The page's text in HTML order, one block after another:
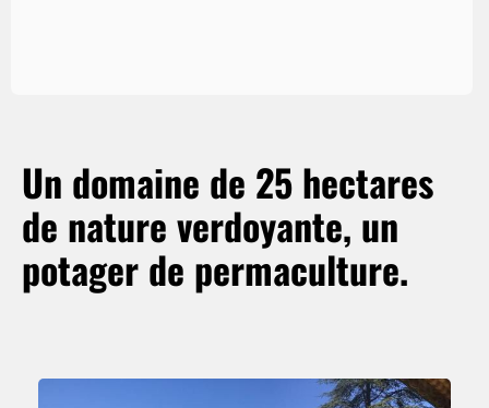
Un domaine de 25 hectares
de nature verdoyante, un
potager de permaculture.